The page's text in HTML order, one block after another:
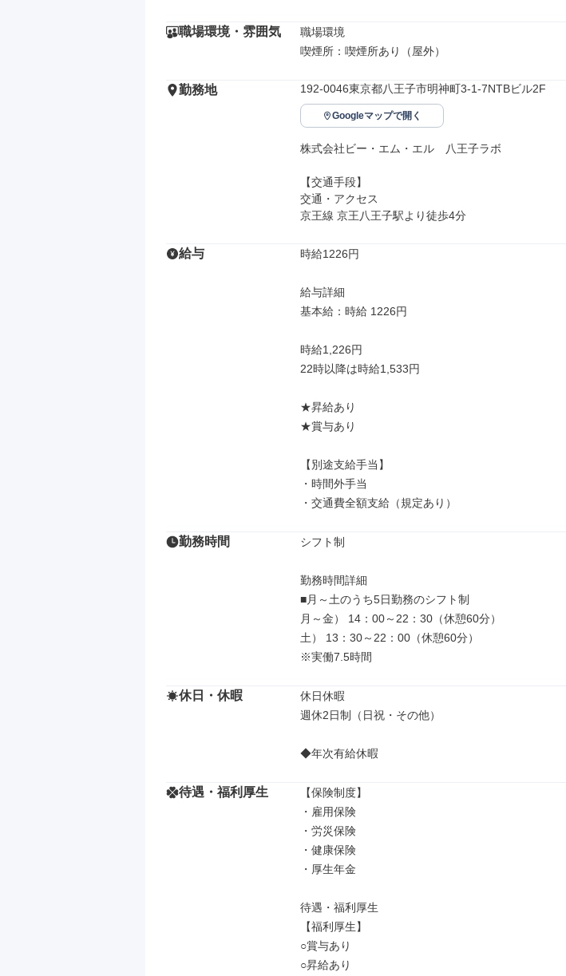
職場環境・雰囲気
職場環境
喫煙所：喫煙所あり（屋外）
勤務地 192-0046東京都八王子市明神町3-1-7NTBビル2F
Googleマップで開く
株式会社ビー・エム・エル　八王子ラボ
【交通手段】
交通・アクセス
京王線 京王八王子駅より徒歩4分
給与 時給1226円
給与詳細
基本給：時給 1226円
時給1,226円
22時以降は時給1,533円
★昇給あり
★賞与あり
【別途支給手当】
・時間外手当
・交通費全額支給（規定あり）
勤務時間 シフト制
勤務時間詳細
■月～土のうち5日勤務のシフト制
月～金） 14：00～22：30（休憩60分）
土） 13：30～22：00（休憩60分）
※実働7.5時間
休日・休暇
休日休暇
週休2日制（日祝・その他）
◆年次有給休暇
待遇・福利厚生
【保険制度】
・雇用保険
・労災保険
・健康保険
・厚生年金
待遇・福利厚生
【福利厚生】
○賞与あり
○昇給あり